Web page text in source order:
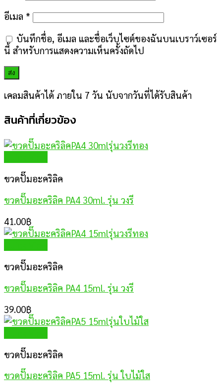
อีเมล *
บันทึกชื่อ, อีเมล และชื่อเว็บไซต์ของฉันบนเบราว์เซอร์
นี้ สำหรับการแสดงความเห็นครั้งถัดไป
เคลมสินค้าได้ ภายใน 7 วัน นับจากวันที่ได้รับสินค้า
สินค้าที่เกี่ยวข้อง
ขวดปั๊มอะคริลิค
ขวดปั๊มอะคริลิค PA4 30ml. รุ่น วงรี
41.00฿
ขวดปั๊มอะคริลิค
ขวดปั๊มอะคริลิค PA4 15ml. รุ่น วงรี
39.00฿
ขวดปั๊มอะคริลิค
ขวดปั๊มอะคริลิค PA5 15ml. รุ่น ใบไม้ใส